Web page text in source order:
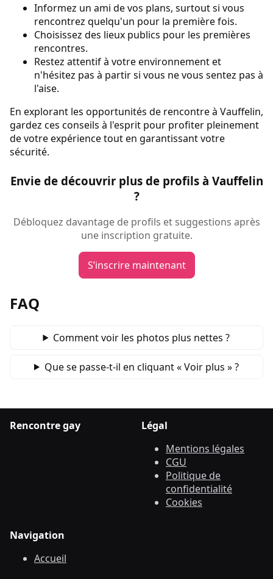
Informez un ami de vos plans, surtout si vous
rencontrez quelqu'un pour la première fois.
Choisissez des lieux publics pour les premières
rencontres.
Restez attentif à votre environnement et
n'hésitez pas à partir si vous ne vous sentez pas à
l'aise.
En explorant les opportunités de rencontre à Vauffelin,
gardez ces conseils à l'esprit pour profiter pleinement
de votre expérience tout en garantissant votre
sécurité.
Envie de découvrir plus de profils à Vauffelin
?
Débloquez davantage de profils et suggestions après
une inscription gratuite.
S’inscrire maintenant
FAQ
Comment voir les photos plus nettes ?
Que se passe‑t‑il en cliquant « Voir plus » ?
Rencontre gay
Légal
Mentions légales
CGU
Politique de
confidentialité
Cookies
Navigation
Accueil